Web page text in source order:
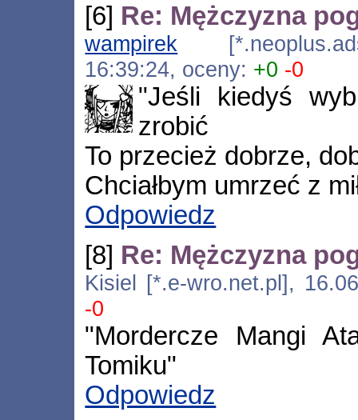
[6] Re: Mężczyzna
wampirek
16:39:24, oceny: +0 -0
"Jeśli kiedyś
zrobić
To przecież dobrze,
Chciałbym umrzeć z
Odpowiedz
[8] Re: Mężczyzna
Kisiel [*.e-wro.net.pl],
-0
"Mordercze Mangi
Tomiku"
Odpowiedz